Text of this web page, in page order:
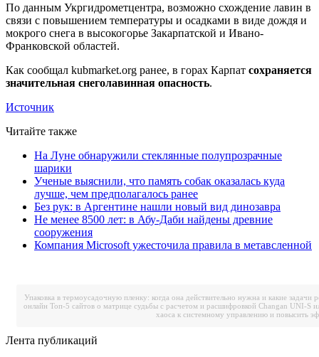
По данным Укргидрометцентра, возможно схождение лавин в
связи с повышением температуры и осадками в виде дождя и
мокрого снега в высокогорье Закарпатской и Ивано-
Франковской областей.
Как сообщал kubmarket.org ранее, в горах Карпат сохраняется
значительная снеголавинная опасность.
Источник
Читайте также
На Луне обнаружили стеклянные полупрозрачные
шарики
Ученые выяснили, что память собак оказалась куда
лучше, чем предполагалось ранее
Без рук: в Аргентине нашли новый вид динозавра
Не менее 8500 лет: в Абу-Даби найдены древние
сооружения
Компания Microsoft ужесточила правила в метавсленной
Упаковка в термоусадочную пленку: когда она действительно нужна и какие задачи
онлайн Топ-5 сайтов о матрице судьбы с расчетом и расшифровкой Changan UNI-S
хаоса к системному управлению и повысить
Лента публикаций